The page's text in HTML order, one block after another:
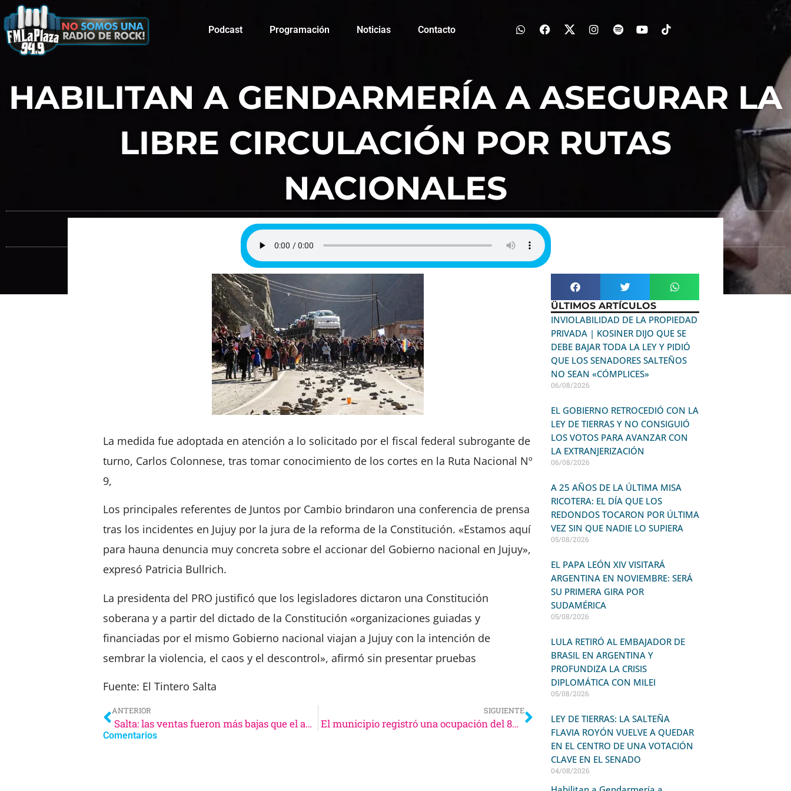
Podcast Programación Noticias Contacto
HABILITAN A GENDARMERÍA A ASEGURAR LA
LIBRE CIRCULACIÓN POR RUTAS
NACIONALES
Adrian Marcelo Portal junio 21, 2023
La medida fue adoptada en atención a lo solicitado por el fiscal federal subrogante de
turno, Carlos Colonnese, tras tomar conocimiento de los cortes en la Ruta Nacional Nº
9,
Los principales referentes de Juntos por Cambio brindaron una conferencia de prensa
tras los incidentes en Jujuy por la jura de la reforma de la Constitución. «Estamos aquí
para hauna denuncia muy concreta sobre el accionar del Gobierno nacional en Jujuy»,
expresó Patricia Bullrich.
La presidenta del PRO justificó que los legisladores dictaron una Constitución
soberana y a partir del dictado de la Constitución «organizaciones guiadas y
financiadas por el mismo Gobierno nacional viajan a Jujuy con la intención de
sembrar la violencia, el caos y el descontrol», afirmó sin presentar pruebas
Fuente: El Tintero Salta
ANTERIOR
Salta: las ventas fueron más bajas que el año pasado
SIGUIENTE
El municipio registró una ocupación del 86% y un impacto de $640 millones
Comentarios
ÜLTIMOS ARTÍCULOS
INVIOLABILIDAD DE LA PROPIEDAD
PRIVADA | KOSINER DIJO QUE SE
DEBE BAJAR TODA LA LEY Y PIDIÓ
QUE LOS SENADORES SALTEÑOS
NO SEAN «CÓMPLICES»
06/08/2026
EL GOBIERNO RETROCEDIÓ CON LA
LEY DE TIERRAS Y NO CONSIGUIÓ
LOS VOTOS PARA AVANZAR CON
LA EXTRANJERIZACIÓN
06/08/2026
A 25 AÑOS DE LA ÚLTIMA MISA
RICOTERA: EL DÍA QUE LOS
REDONDOS TOCARON POR ÚLTIMA
VEZ SIN QUE NADIE LO SUPIERA
05/08/2026
EL PAPA LEÓN XIV VISITARÁ
ARGENTINA EN NOVIEMBRE: SERÁ
SU PRIMERA GIRA POR
SUDAMÉRICA
05/08/2026
LULA RETIRÓ AL EMBAJADOR DE
BRASIL EN ARGENTINA Y
PROFUNDIZA LA CRISIS
DIPLOMÁTICA CON MILEI
05/08/2026
LEY DE TIERRAS: LA SALTEÑA
FLAVIA ROYÓN VUELVE A QUEDAR
EN EL CENTRO DE UNA VOTACIÓN
CLAVE EN EL SENADO
04/08/2026